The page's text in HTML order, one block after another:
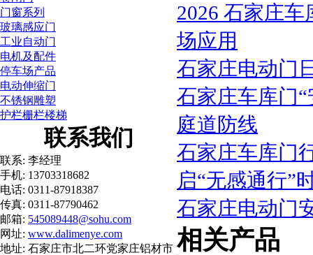
门窗系列
玻璃感应门
工业自动门
电机及配件
停车场产品
电动伸缩门
不锈钢雕塑
护栏栅栏楼梯
联系我们
联系: 李经理
手机: 13703318682
电话: 0311-87918387
传真: 0311-87790462
邮箱: 545089448@sohu.com
网址: www.dalimenye.com
地址: 石家庄市北二环党家庄铝材市
2026 石家庄
场应用
石家庄电动门
石家庄车库门
庭道防线
石家庄车库门
启“无感通行”
石家庄电动门
相关产品